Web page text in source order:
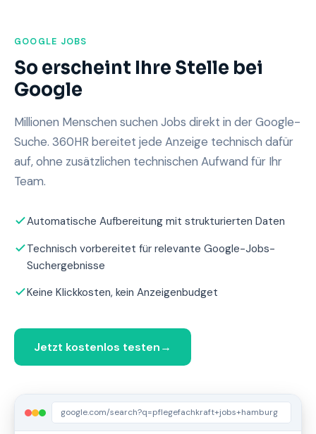
GOOGLE JOBS
So erscheint Ihre Stelle bei
Google
Millionen Menschen suchen Jobs direkt in der Google-
Suche. 360HR bereitet jede Anzeige technisch dafür
auf, ohne zusätzlichen technischen Aufwand für Ihr
Team.
Automatische Aufbereitung mit strukturierten Daten
Technisch vorbereitet für relevante Google-Jobs-
Suchergebnisse
Keine Klickkosten, kein Anzeigenbudget
Jetzt kostenlos testen→
google.com/search?q=pflegefachkraft+jobs+hamburg